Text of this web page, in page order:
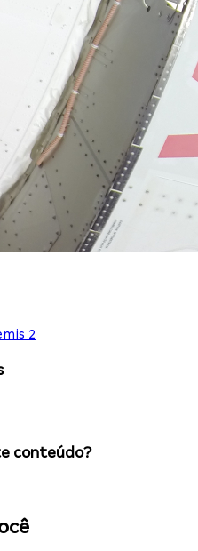
2
conteúdo?